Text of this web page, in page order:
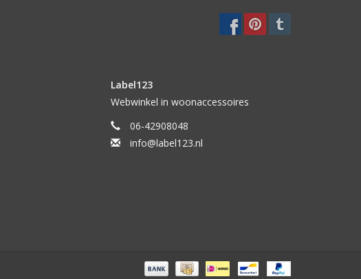
Label123
Webwinkel in woonaccessoires
06-42908048
info@label123.nl